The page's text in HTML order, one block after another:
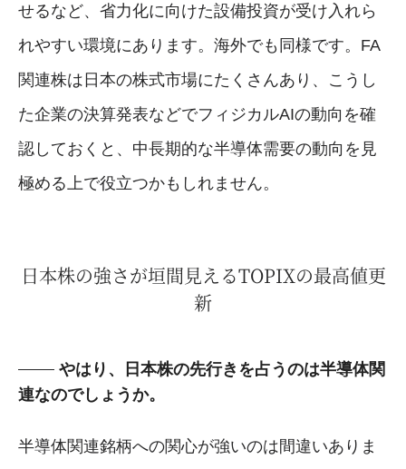
せるなど、省力化に向けた設備投資が受け入れら
れやすい環境にあります。海外でも同様です。FA
関連株は日本の株式市場にたくさんあり、こうし
た企業の決算発表などでフィジカルAIの動向を確
認しておくと、中長期的な半導体需要の動向を見
極める上で役立つかもしれません。
日本株の強さが垣間見えるTOPIXの最高値更
新
やはり、日本株の先行きを占うのは半導体関
連なのでしょうか。
半導体関連銘柄への関心が強いのは間違いありま